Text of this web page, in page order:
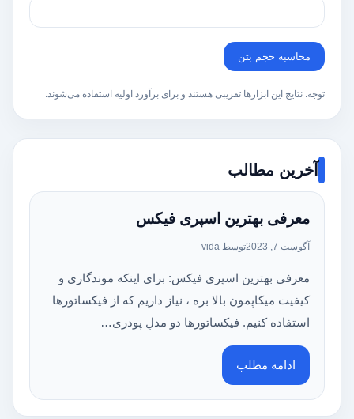
محاسبه حجم بتن
توجه: نتایج این ابزارها تقریبی هستند و برای برآورد اولیه استفاده می‌شوند.
آخرین مطالب
معرفی بهترین اسپری فیکس
آگوست 7, 2023 توسط vida
معرفی بهترین اسپری فیکس: برای اینکه موندگاری و
کیفیت میکاپمون بالا بره ، نیاز داریم که از فیکساتورها
استفاده کنیم. فیکساتورها دو مدلِ پودری…
ادامه مطلب